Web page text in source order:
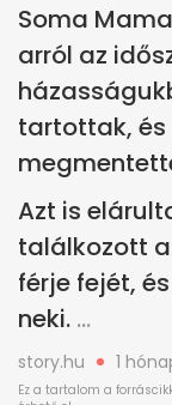
Soma
arról az
tartottak, és
Azt is
találkozott
férje fejét,
neki.
story.hu 1